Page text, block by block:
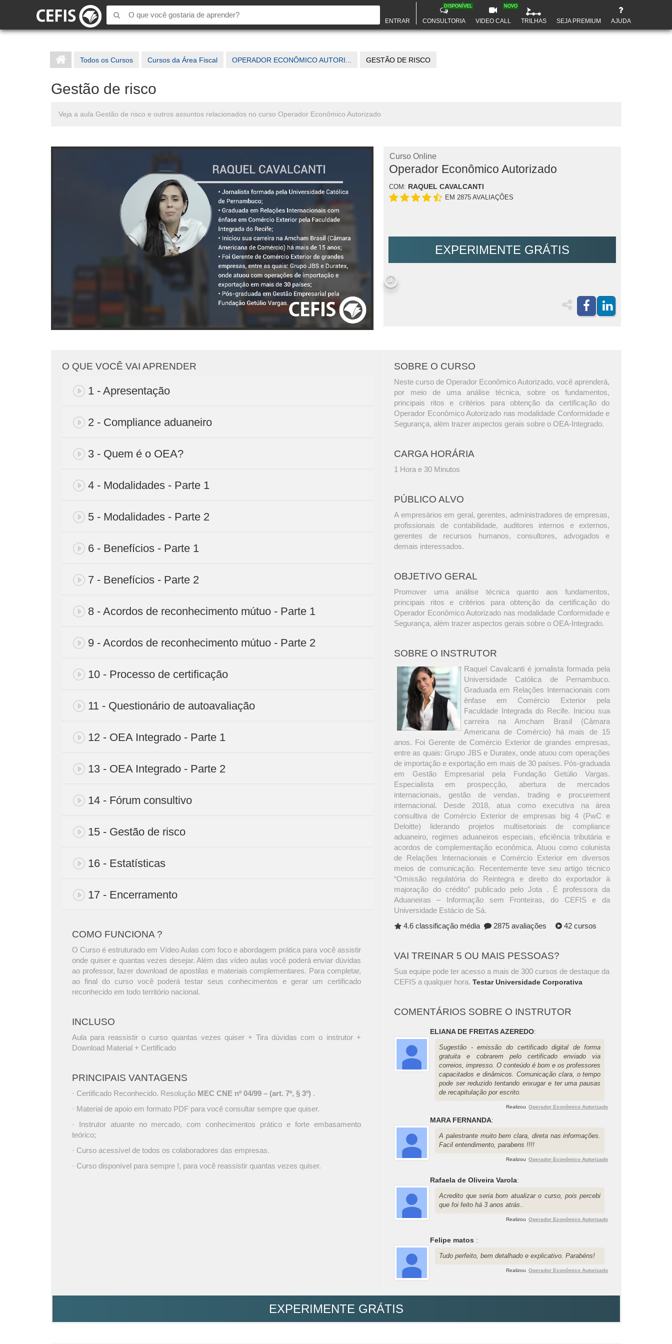
ENTRAR CONSULTORIA
DISPONÍVEL
VIDEO CALL
NOVO
TRILHAS SEJA PREMIUM AJUDA
Todos os Cursos Cursos da Área Fiscal OPERADOR ECONÔMICO AUTORI... GESTÃO DE RISCO
Gestão de risco
Veja a aula Gestão de risco e outros assuntos relacionados no curso Operador Econômico Autorizado
Curso Online
Operador Econômico Autorizado
COM: RAQUEL CAVALCANTI
EM 2875 AVALIAÇÕES
EXPERIMENTE GRÁTIS
O QUE VOCÊ VAI APRENDER
1 - Apresentação
2 - Compliance aduaneiro
3 - Quem é o OEA?
4 - Modalidades - Parte 1
5 - Modalidades - Parte 2
6 - Benefícios - Parte 1
7 - Benefícios - Parte 2
8 - Acordos de reconhecimento mútuo - Parte 1
9 - Acordos de reconhecimento mútuo - Parte 2
10 - Processo de certificação
11 - Questionário de autoavaliação
12 - OEA Integrado - Parte 1
13 - OEA Integrado - Parte 2
14 - Fórum consultivo
15 - Gestão de risco
16 - Estatísticas
17 - Encerramento
COMO FUNCIONA ?
O Curso é estruturado em Vídeo Aulas com foco e abordagem prática para você assistir
onde quiser e quantas vezes desejar. Além das vídeo aulas você poderá enviar dúvidas
ao professor, fazer download de apostilas e materiais complementares. Para completar,
ao final do curso você poderá testar seus conhecimentos e gerar um certificado
reconhecido em todo território nacional.
INCLUSO
Aula para reassistir o curso quantas vezes quiser + Tira dúvidas com o instrutor +
Download Material + Certificado
PRINCIPAIS VANTAGENS
· Certificado Reconhecido. Resolução MEC CNE nº 04/99 – (art. 7º, § 3º) .
· Material de apoio em formato PDF para você consultar sempre que quiser.
· Instrutor atuante no mercado, com conhecimentos prático e forte embasamento
teórico;
· Curso acessível de todos os colaboradores das empresas.
· Curso disponível para sempre !, para você reassistir quantas vezes quiser.
SOBRE O CURSO
Neste curso de Operador Econômico Autorizado, você aprenderá,
por meio de uma análise técnica, sobre os fundamentos,
principais ritos e critérios para obtenção da certificação do
Operador Econômico Autorizado nas modalidade Conformidade e
Segurança, além trazer aspectos gerais sobre o OEA-Integrado.
CARGA HORÁRIA
1 Hora e 30 Minutos
PÚBLICO ALVO
A empresários em geral, gerentes, administradores de empresas,
profissionais de contabilidade, auditores internos e externos,
gerentes de recursos humanos, consultores, advogados e
demais interessados.
OBJETIVO GERAL
Promover uma análise técnica quanto aos fundamentos,
principais ritos e critérios para obtenção da certificação do
Operador Econômico Autorizado nas modalidade Conformidade e
Segurança, além trazer aspectos gerais sobre o OEA-Integrado.
SOBRE O INSTRUTOR
Raquel Cavalcanti é jornalista formada pela
Universidade Católica de Pernambuco.
Graduada em Relações Internacionais com
ênfase em Comércio Exterior pela
Faculdade Integrada do Recife. Iniciou sua
carreira na Amcham Brasil (Câmara
Americana de Comércio) há mais de 15
anos. Foi Gerente de Comércio Exterior de grandes empresas,
entre as quais: Grupo JBS e Duratex, onde atuou com operações
de importação e exportação em mais de 30 países. Pós-graduada
em Gestão Empresarial pela Fundação Getúlio Vargas.
Especialista em prospecção, abertura de mercados
internacionais, gestão de vendas, trading e procurement
internacional. Desde 2018, atua como executiva na área
consultiva de Comércio Exterior de empresas big 4 (PwC e
Deloitte) liderando projetos multisetoriais de compliance
aduaneiro, regimes aduaneiros especiais, eficiência tributária e
acordos de complementação econômica. Atuou como colunista
de Relações Internacionais e Comércio Exterior em diversos
meios de comunicação. Recentemente teve seu artigo técnico
“Omissão regulatória do Reintegra e direito do exportador à
majoração do crédito” publicado pelo Jota . É professora da
Aduaneiras – Informação sem Fronteiras, do CEFIS e da
Universidade Estácio de Sá.
4.6 classificação média
2875 avaliações 42 cursos
VAI TREINAR 5 OU MAIS PESSOAS?
Sua equipe pode ter acesso a mais de 300 cursos de destaque da
CEFIS a qualquer hora.Testar Universidade Corporativa
COMENTÁRIOS SOBRE O INSTRUTOR
ELIANA DE FREITAS AZEREDO:
Sugestão - emissão do certificado digital de forma
gratuita e cobrarem pelo certificado enviado via
correios, impresso. O conteúdo é bom e os professores
capacitados e dinâmicos. Comunicação clara, o tempo
pode ser reduzido tentando enxugar e ter uma pausas
de recapitulação por escrito.
Realizou Operador Econômico Autorizado
MARA FERNANDA:
A palestrante muito bem clara, direta nas informações.
Facil entendimento, parabens !!!!
Realizou Operador Econômico Autorizado
Rafaela de Oliveira Varola:
Acredito que seria bom atualizar o curso, pois percebi
que foi feito há 3 anos atrás..
Realizou Operador Econômico Autorizado
Felipe matos :
Tudo perfeito, bem detalhado e explicativo. Parabéns!
Realizou Operador Econômico Autorizado
EXPERIMENTE GRÁTIS